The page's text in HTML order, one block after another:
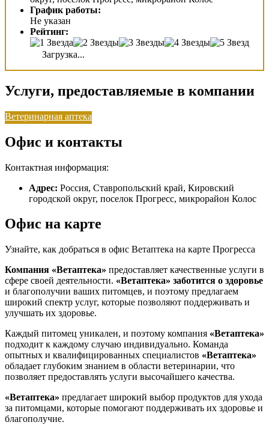
График работы:
Не указан
Рейтинг:
Загрузка...
Услуги, предоставляемые в компании
Ветеринарная аптека
Офис и контакты
Контактная информация:
Адрес: Россия, Ставропольский край, Кировский
городской округ, поселок Прогресс, микрорайон Колос
Офис на карте
Узнайте, как добраться в офис Ветаптека на карте Прогресса
Компания «Ветаптека» предоставляет качественные услуги в
сфере своей деятельности. «Ветаптека» заботится о здоровье
и благополучии ваших питомцев, и поэтому предлагаем
широкий спектр услуг, которые позволяют поддерживать и
улучшать их здоровье.
Каждый питомец уникален, и поэтому компания «Ветаптека»
подходит к каждому случаю индивидуально. Команда
опытных и квалифицированных специалистов «Ветаптека»
обладает глубоким знанием в области ветеринарии, что
позволяет предоставлять услуги высочайшего качества.
«Ветаптека» предлагает широкий выбор продуктов для ухода
за питомцами, которые помогают поддерживать их здоровье и
благополучие.